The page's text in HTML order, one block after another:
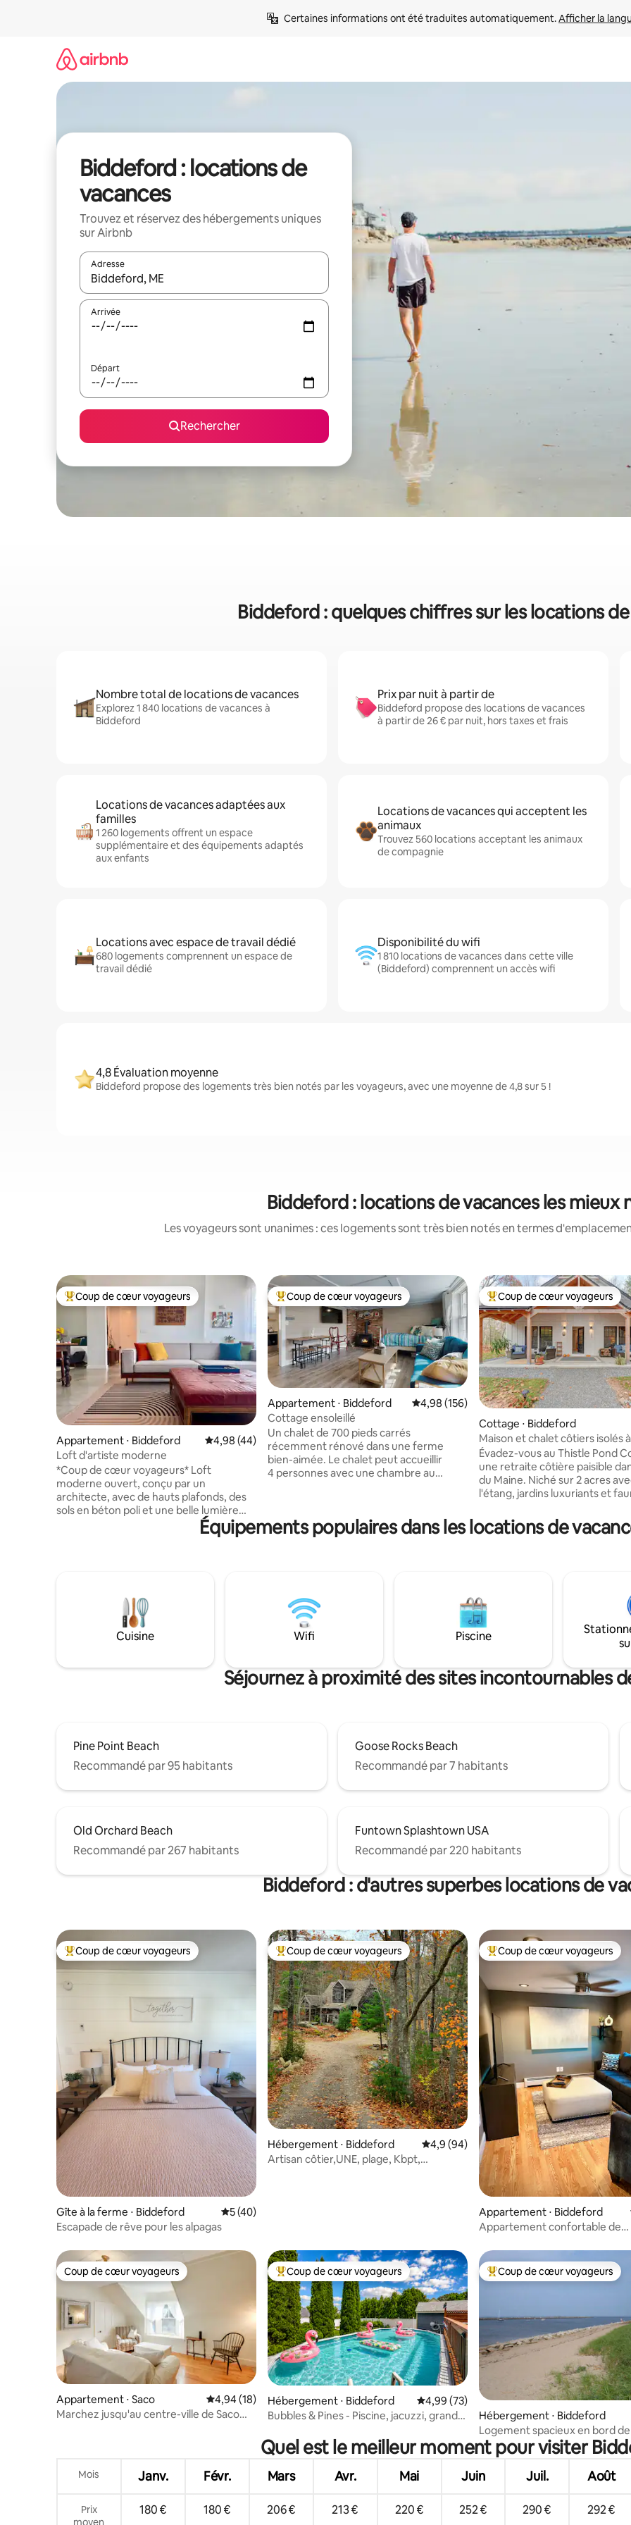
Certaines informations ont été traduites automatiquement. Afficher la
Biddeford : locations de
vacances
Trouvez et réservez des hébergements uniques
sur Airbnb
Adresse
Lorsque les résultats s'affichent, utilisez les flèches vers le haut et vers le bas pour les parcourir ou en appuyant et en
Arrivée
Départ
Rechercher
Biddeford : quelques chiffres sur les locations
Nombre total de locations de vacances
Explorez 1 840 locations de vacances à
Biddeford
Prix par nuit à partir de
Biddeford propose des locations de vacances
à partir de 26 € par nuit, hors taxes et frais
Locations de vacances adaptées aux
familles
1 260 logements offrent un espace
supplémentaire et des équipements adaptés
aux enfants
Locations de vacances qui acceptent les
animaux
Trouvez 560 locations acceptant les animaux
de compagnie
Locations avec espace de travail dédié
680 logements comprennent un espace de
travail dédié
Disponibilité du wifi
1 810 locations de vacances dans cette ville
(Biddeford) comprennent un accès wifi
4,8 Évaluation moyenne
Biddeford propose des logements très bien notés par les voyageurs, avec une moyenne de 4,8 sur 5 !
Biddeford : locations de vacances les mieux
Les voyageurs sont unanimes : ces logements sont très bien notés en termes
Coups de cœur voyageurs les plus appréciés
Coup de cœur voyageurs
Appartement ⋅ Biddeford Évaluation moyenne sur la base de 44 commentaires : 4,98 sur 5
4,98 (44)
Loft d'artiste moderne
*Coup de cœur voyageurs* Loft
moderne ouvert, conçu par un
architecte, avec de hauts plafonds, des
sols en béton poli et une belle lumière
orientée à l'ouest. Dormez bien sur un lit
queen en mousse à mémoire de forme.
à distance. Le lave-linge et le sèche-linge
dans l'appartement simplifient les
séjours plus longs. Les œuvres d'art
originales et l'éclairage chaleureux
calme, semblable à une galerie, à
Coups de cœur voyageurs les plus appréciés
Coup de cœur voyageurs
Appartement ⋅ Biddeford Évaluation moyenne sur la base de 156
4,98 (156)
Cottage ensoleillé
Un chalet de 700 pieds carrés
récemment rénové dans une ferme
bien-aimée. Le chalet peut accueillir
4 personnes avec une chambre au
également un canapé convertible
confortable avec lits jumeaux. L'arrivée
est accepté. À moins de 10 minutes de
l'Interstate, UNE, Amtrak, quelques-unes
des plus belles plages du Maine et
Coups de cœur voyageurs les
Coup de cœur voyageurs
Cottage ⋅ Biddeford
Maison et chalet côtiers isolés
minutes de la plage
Évadez-vous au Thistle Pond
une retraite côtière paisible
du Maine. Niché sur 2 acres
l'étang, jardins luxuriants et
Portland. Chaque séjour
du pain fait maison de notre
voyageurs peuvent parfois
pizza au feu de bois préparée
avec des ingrédients frais du
Confortable, lumineux et plein
charme de la table au jardin et
Équipements populaires dans les locations de
Cuisine Wifi Piscine
Séjournez à proximité des sites incontournables
Pine Point Beach
Recommandé par 95 habitants
Goose Rocks Beach
Recommandé par 7 habitants
Old Orchard Beach
Recommandé par 267 habitants
Funtown Splashtown USA
Recommandé par 220 habitants
Biddeford : d'autres superbes locations de
Coups de cœur voyageurs les plus appréciés
Coup de cœur voyageurs
Gîte à la ferme ⋅ Biddeford Évaluation moyenne sur la base de 40 commentaires : 5 sur 5
5 (40)
Escapade de rêve pour les alpagas
Coups de cœur voyageurs les plus appréciés
Coup de cœur voyageurs
Hébergement ⋅ Biddeford Évaluation moyenne sur la base de 94
4,9 (94)
Artisan côtier,UNE, plage, Kbpt,
Coups de cœur voyageurs les
Coup de cœur voyageurs
Appartement ⋅ Biddeford
Appartement confortable de
Coup de cœur voyageurs
Coup de cœur voyageurs
Appartement ⋅ Saco Évaluation moyenne sur la base de 18 commentaires : 4,94 sur 5
4,94 (18)
Marchez jusqu'au centre-ville de Saco
Coups de cœur voyageurs les plus appréciés
Coup de cœur voyageurs
Hébergement ⋅ Biddeford Évaluation moyenne sur la base de 73
4,99 (73)
Bubbles & Pines - Piscine, jacuzzi, grande
Coups de cœur voyageurs les
Coup de cœur voyageurs
Hébergement ⋅ Biddeford
Logement spacieux en bord
Quel est le meilleur moment pour visiter
Mois Janv. Févr. Mars Avr. Mai Juin Juil. Août
Prix
moyen
180 € 180 € 206 € 213 € 220 € 252 € 290 € 292 €